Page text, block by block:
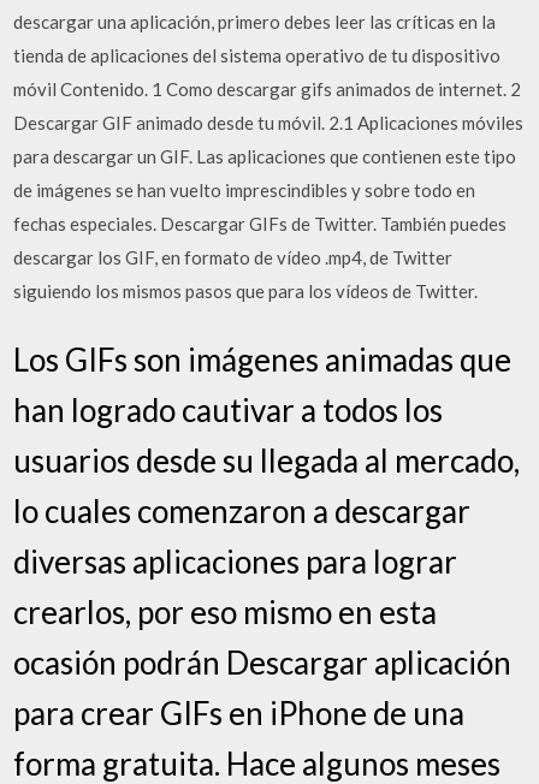
descargar una aplicación, primero debes leer las críticas en la
tienda de aplicaciones del sistema operativo de tu dispositivo
móvil Contenido. 1 Como descargar gifs animados de internet. 2
Descargar GIF animado desde tu móvil. 2.1 Aplicaciones móviles
para descargar un GIF. Las aplicaciones que contienen este tipo
de imágenes se han vuelto imprescindibles y sobre todo en
fechas especiales. Descargar GIFs de Twitter. También puedes
descargar los GIF, en formato de vídeo .mp4, de Twitter
siguiendo los mismos pasos que para los vídeos de Twitter.
Los GIFs son imágenes animadas que
han logrado cautivar a todos los
usuarios desde su llegada al mercado,
lo cuales comenzaron a descargar
diversas aplicaciones para lograr
crearlos, por eso mismo en esta
ocasión podrán Descargar aplicación
para crear GIFs en iPhone de una
forma gratuita. Hace algunos meses